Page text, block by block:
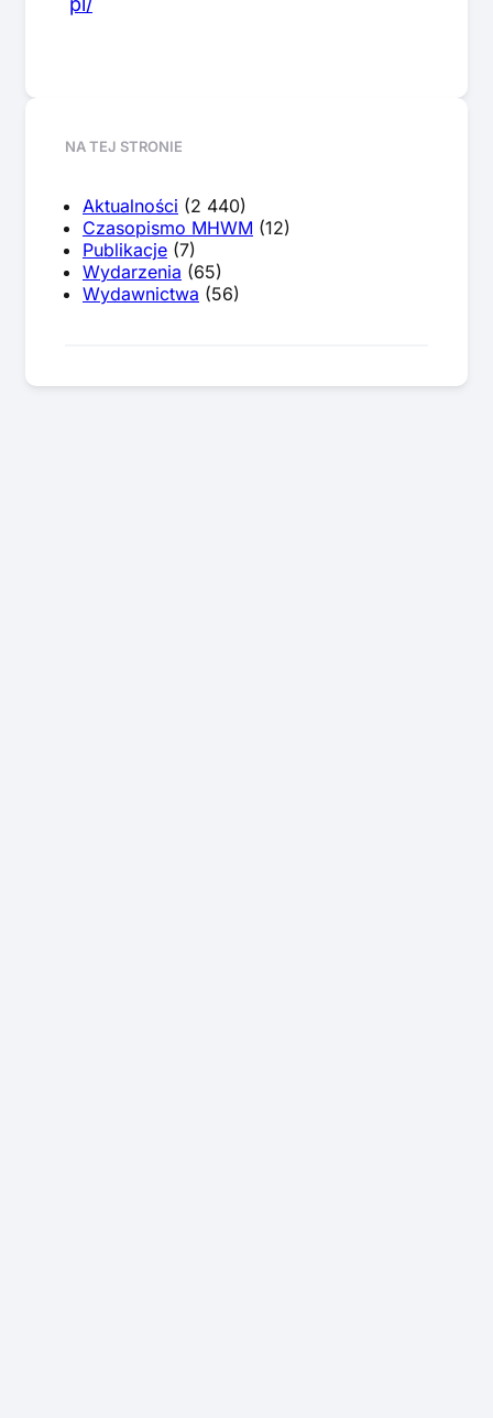
NA TEJ STRONIE
Aktualności (2 440)
Czasopismo MHWM (12)
Publikacje (7)
Wydarzenia (65)
Wydawnictwa (56)